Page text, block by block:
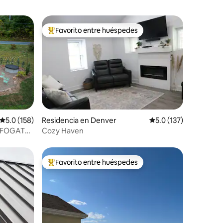
Calificación promedio: 5.0 de 5; 158 evaluaciones
5.0 (158)
De los mejores en Favorito entre huéspedes
Favorito entre huéspedes
Residencia en Denver Calificación
5.0 (137)
Cozy Haven
De los mejores en Favorito entre huéspedes
Favorito entre huéspedes